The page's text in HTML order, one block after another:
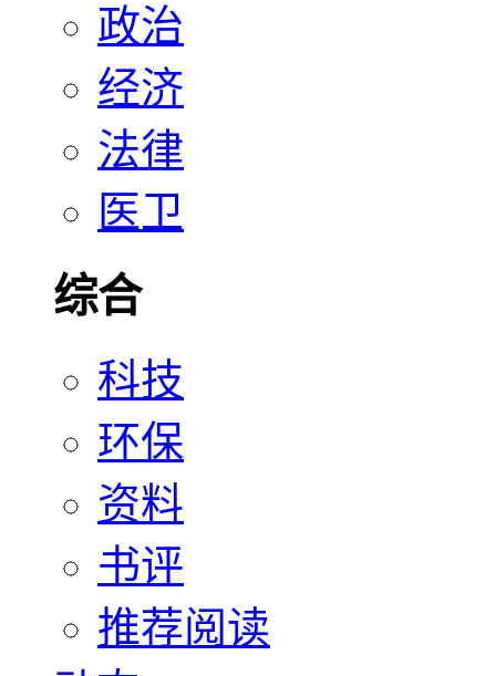
政治
经济
法律
医卫
综合
科技
环保
资料
书评
推荐阅读